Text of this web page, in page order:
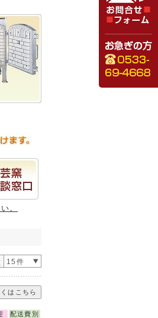
。
15件
はこちら
配送費別